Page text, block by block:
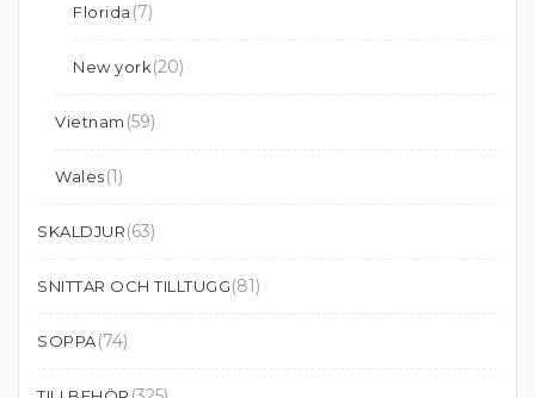
Florida (7)
New york(20)
Vietnam (59)
Wales(1)
SKALDJUR(63)
SNITTAR OCH TILLTUGG(81)
SOPPA(74)